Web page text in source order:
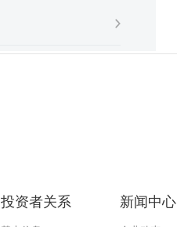
投资者关系 新闻中心